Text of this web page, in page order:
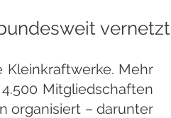
vernetzt
Kleinkraftwerke. Mehr
Mitgliedschaften
organisiert – darunter